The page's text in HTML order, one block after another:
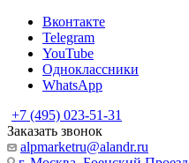
Вконтакте
Telegram
YouTube
Одноклассники
WhatsApp
+7 (495) 023-51-31
Заказать звонок
alpmarketru@alandr.ru